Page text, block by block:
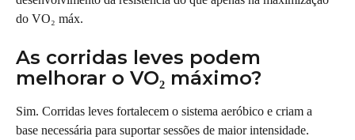
do VO₂ máx.
As corridas leves podem
melhorar o VO₂ máximo?
Sim. Corridas leves fortalecem o sistema aeróbico e criam a
base necessária para suportar sessões de maior intensidade.